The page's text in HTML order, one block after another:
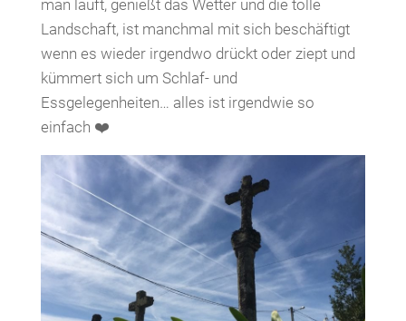
man läuft, genießt das Wetter und die tolle
Landschaft, ist manchmal mit sich beschäftigt
wenn es wieder irgendwo drückt oder ziept und
kümmert sich um Schlaf- und
Essgelegenheiten… alles ist irgendwie so
einfach ❤️